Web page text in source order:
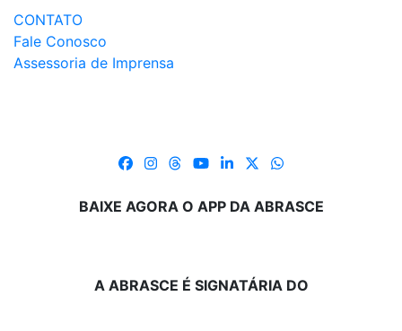
CONTATO
Fale Conosco
Assessoria de Imprensa
BAIXE AGORA O APP DA ABRASCE
A ABRASCE É SIGNATÁRIA DO